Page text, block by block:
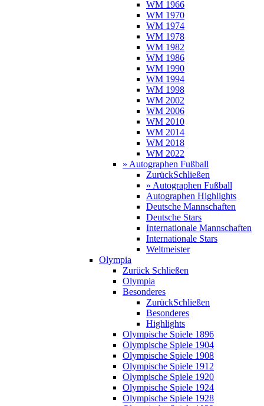
WM 1966
WM 1970
WM 1974
WM 1978
WM 1982
WM 1986
WM 1990
WM 1994
WM 1998
WM 2002
WM 2006
WM 2010
WM 2014
WM 2018
WM 2022
» Autographen Fußball
ZurückSchließen
» Autographen Fußball
Autographen Highlights
Deutsche Mannschaften
Deutsche Stars
Internationale Mannschaften
Internationale Stars
Weltmeister
Olympia
Zurück Schließen
Olympia
Besonderes
ZurückSchließen
Besonderes
Highlights
Olympische Spiele 1896
Olympische Spiele 1904
Olympische Spiele 1908
Olympische Spiele 1912
Olympische Spiele 1920
Olympische Spiele 1924
Olympische Spiele 1928